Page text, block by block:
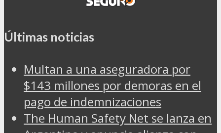
Últimas noticias
Multan a una aseguradora por
$143 millones por demoras en el
pago de indemnizaciones
The Human Safety Net se lanza en